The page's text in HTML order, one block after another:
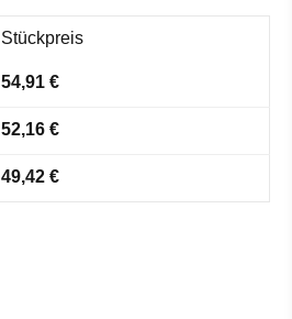
Stückpreis
54,91 €
52,16 €
49,42 €